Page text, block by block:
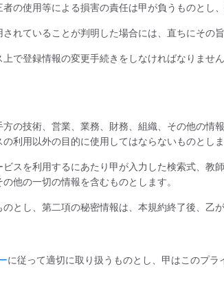
の使用等による損害の責任は甲が負うものとし
れていることが判明した場合には、直ちにその
で登録情報の変更手続きをしなければなりませ
の技術、営業、業務、財務、組織、その他の情
利用以外の目的に使用してはならないものとしま
スを利用するにあたり甲が入力した検索式、教
他の一切の情報を含むものとします。
とし、第二項の秘密情報は、本規約終了後、乙
に従って適切に取り扱うものとし、甲はこのプ